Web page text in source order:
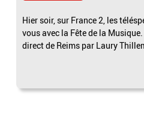
Hier soir, sur France 2, les
vous avec la Fête de la
direct de Reims par Laury